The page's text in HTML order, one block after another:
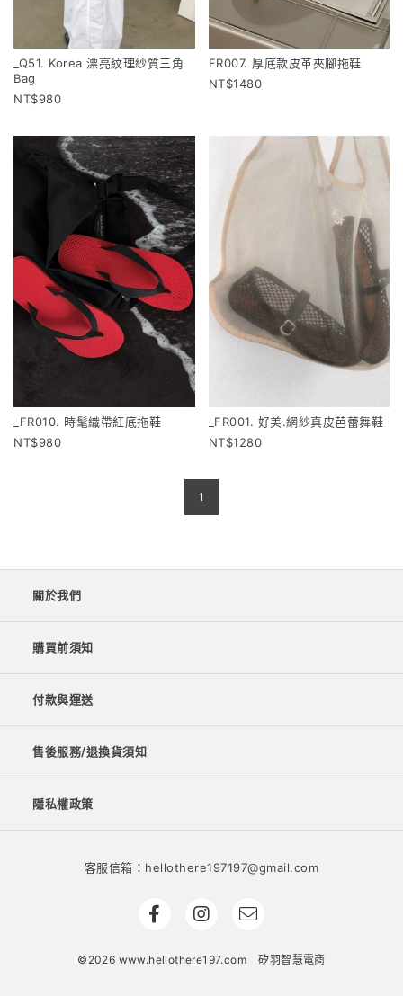
_Q51. Korea 漂亮紋理紗質三角
Bag
980
FR007. 厚底款皮革夾腳拖鞋
1480
_FR010. 時髦織帶紅底拖鞋
980
_FR001. 好美.網紗真皮芭蕾舞鞋
1280
1
關於我們
購買前須知
付款與運送
售後服務/退換貨須知
隱私權政策
客服信箱：hellothere197197@gmail.com
©2026 www.hellothere197.com 矽羽智慧電商